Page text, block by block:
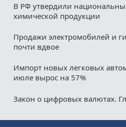
В РФ утвердили
химической продукции
Продажи электромобилей и
почти вдвое
Импорт новых легковых
июле вырос на 57%
Закон о цифровых валютах.